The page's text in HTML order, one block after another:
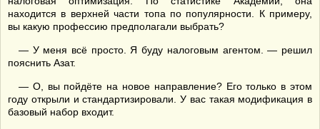
находится в верхней части топа по популярности. К примеру,
вы какую профессию предполагали выбрать?
— У меня всё просто. Я буду налоговым агентом. — решил
пояснить Азат.
— О, вы пойдёте на новое направление? Его только в этом
году открыли и стандартизировали. У вас такая модификация в
базовый набор входит.